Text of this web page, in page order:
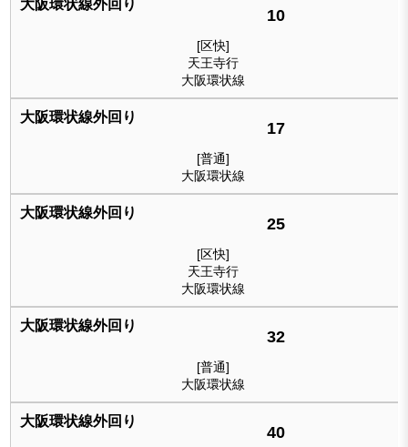
10
[区快]
天王寺行
大阪環状線
17
[普通]
大阪環状線
25
[区快]
天王寺行
大阪環状線
32
[普通]
大阪環状線
40